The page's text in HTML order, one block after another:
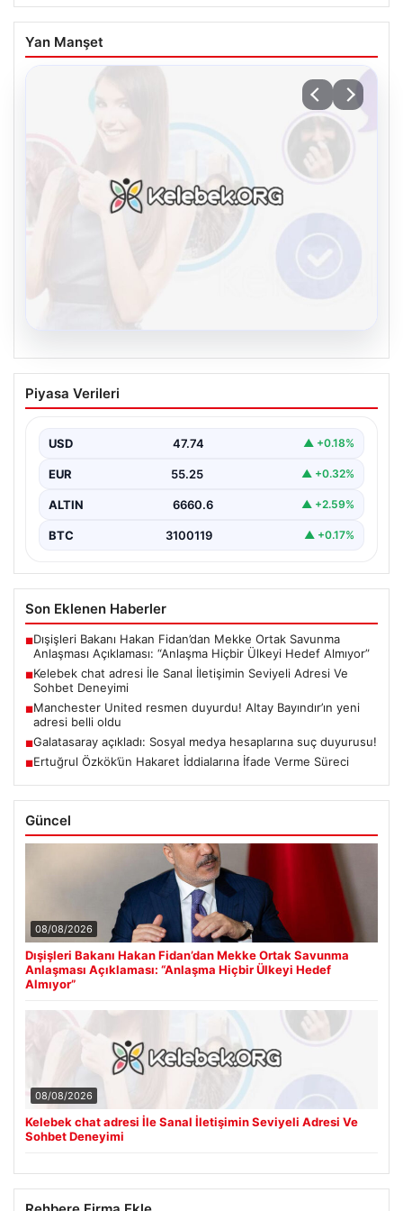
Yan Manşet
Kelebek chat adresi İle Sanal İletişimin
Seviyeli Adresi Ve Sohbet Deneyimi
kurması ciddi bir değer barındırmaktadır. Günümüzde
birçok…
Piyasa Verileri
USD 47.74 ▲ +0.18%
EUR 55.25 ▲ +0.32%
ALTIN 6660.6 ▲ +2.59%
BTC 3100119 ▲ +0.17%
Son Eklenen Haberler
■Dışişleri Bakanı Hakan Fidan’dan Mekke Ortak Savunma
Anlaşması Açıklaması: “Anlaşma Hiçbir Ülkeyi Hedef Almıyor”
■Kelebek chat adresi İle Sanal İletişimin Seviyeli Adresi Ve
Sohbet Deneyimi
■Manchester United resmen duyurdu! Altay Bayındır’ın yeni
adresi belli oldu
■Galatasaray açıkladı: Sosyal medya hesaplarına suç duyurusu!
■Ertuğrul Özkök’ün Hakaret İddialarına İfade Verme Süreci
Güncel
08/08/2026
Dışişleri Bakanı Hakan Fidan’dan Mekke Ortak Savunma
Anlaşması Açıklaması: “Anlaşma Hiçbir Ülkeyi Hedef
Almıyor”
08/08/2026
Kelebek chat adresi İle Sanal İletişimin Seviyeli Adresi Ve
Sohbet Deneyimi